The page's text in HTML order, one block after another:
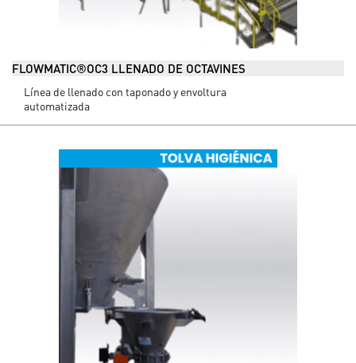
FLOWMATIC®OC3 LLENADO DE OCTAVINES
Línea de llenado con taponado y envoltura
automatizada